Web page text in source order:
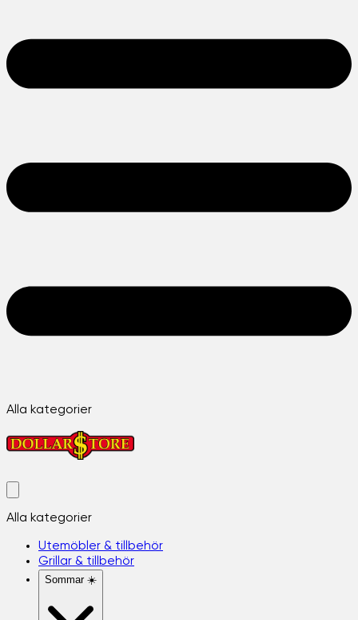
Alla kategorier
Alla kategorier
Utemöbler & tillbehör
Grillar & tillbehör
Sommar ☀️